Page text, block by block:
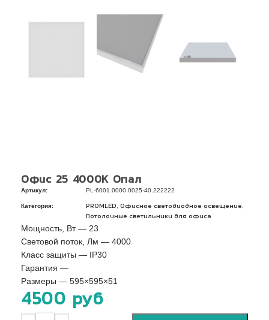
Офис 25 4000К Опал
Артикул: PL-6001.0000.0025-40.222222
Категория: PROMLED Офисное светодиодное освещение
Потолочные светильники для офиса
Мощность, Вт — 23
Световой поток, Лм — 4000
Класс защиты — IP30
Гарантия —
Размеры — 595×595×51
4500 руб